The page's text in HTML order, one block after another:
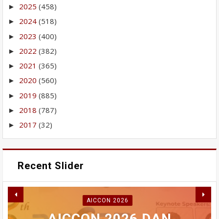
► 2025 (458)
► 2024 (518)
► 2023 (400)
► 2022 (382)
► 2021 (365)
► 2020 (560)
► 2019 (885)
► 2018 (787)
► 2017 (32)
Recent Slider
AICCON 2026
RABU INI MAHASISWA